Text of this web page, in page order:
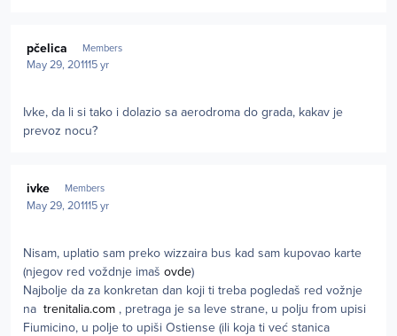
pčelica Members
May 29, 201115 yr
Ivke, da li si tako i dolazio sa aerodroma do grada, kakav je
prevoz nocu?
ivke Members
May 29, 201115 yr
Nisam, uplatio sam preko wizzaira bus kad sam kupovao karte
(njegov red voždnje imaš ovde)
Najbolje da za konkretan dan koji ti treba pogledaš red vožnje
na trenitalia.com , pretraga je sa leve strane, u polju from upisi
Fiumicino, u polje to upiši Ostiense (ili koja ti već stanica